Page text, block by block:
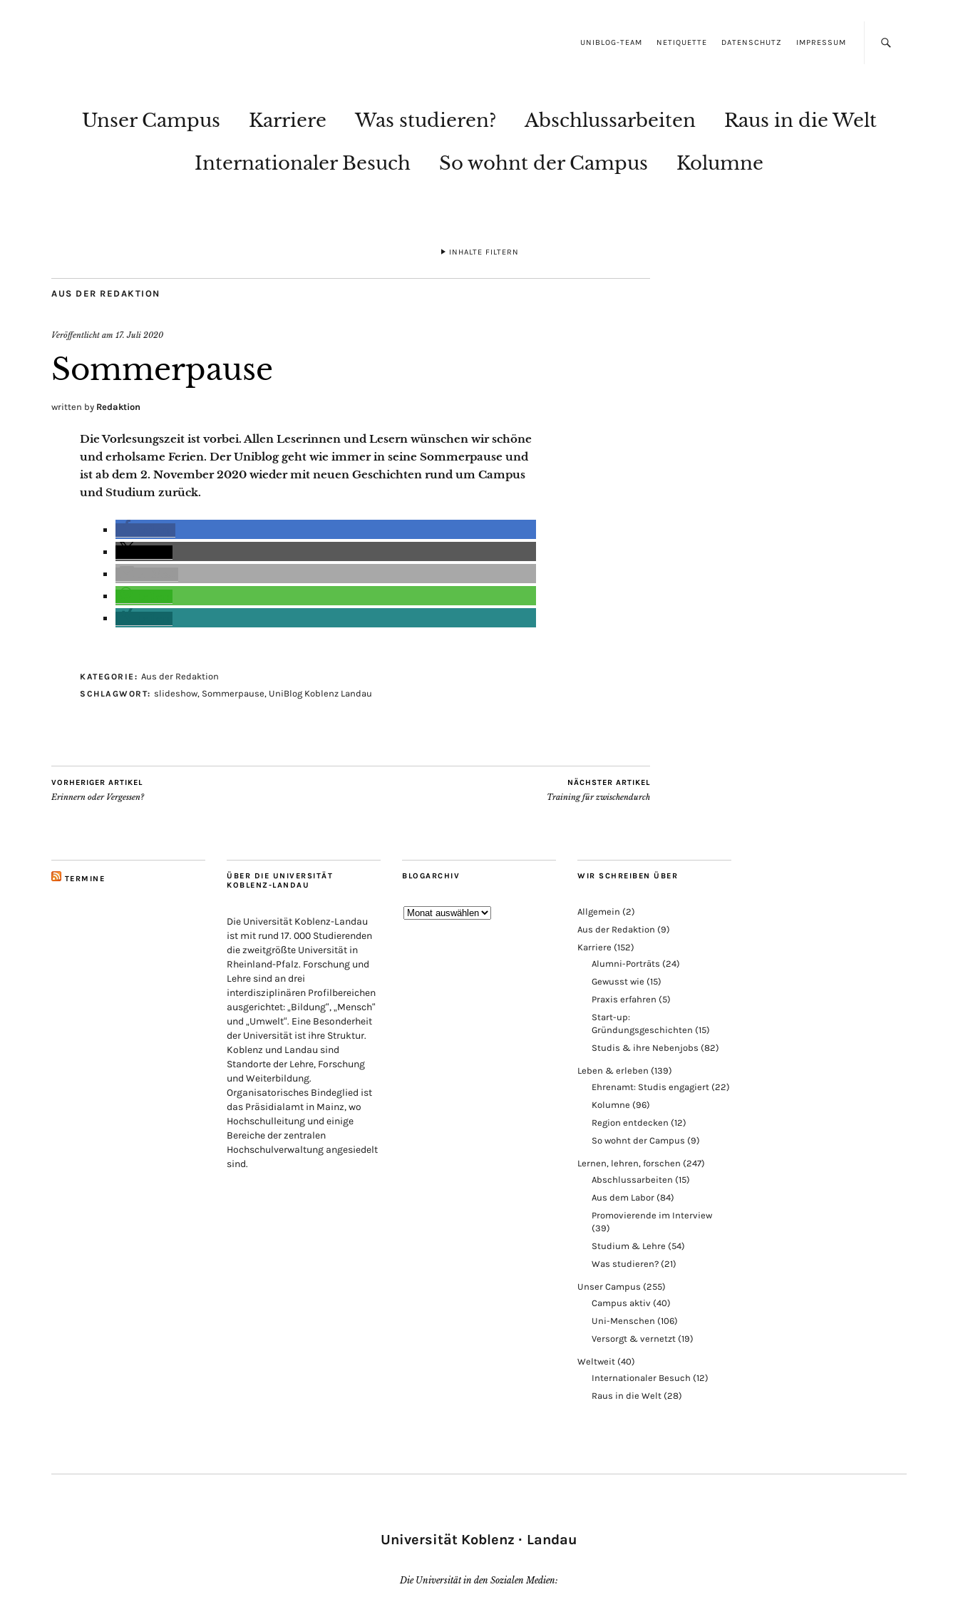
UNIBLOG-TEAM NETIQUETTE DATENSCHUTZ IMPRESSUM
Unser Campus Karriere Was studieren? Abschlussarbeiten
Raus in die Welt
Internationaler Besuch
So wohnt der Campus Kolumne
INHALTE FILTERN
AUS DER REDAKTION
Veröffentlicht am 17. Juli 2020
Sommerpause
written by Redaktion
Die Vorlesungszeit ist vorbei. Allen Leserinnen und Lesern wünschen wir schöne
und erholsame Ferien. Der Uniblog geht wie immer in seine Sommerpause und
ist ab dem 2. November 2020 wieder mit neuen Geschichten rund um Campus
und Studium zurück.
KATEGORIE: Aus der Redaktion
SCHLAGWORT: slideshow, Sommerpause, UniBlog Koblenz Landau
VORHERIGER ARTIKEL
Erinnern oder Vergessen?
NÄCHSTER ARTIKEL
Training für zwischendurch
TERMINE
ÜBER DIE UNIVERSITÄT
KOBLENZ-LANDAU
Die Universität Koblenz-Landau
ist mit rund 17. 000 Studierenden
die zweitgrößte Universität in
Rheinland-Pfalz. Forschung und
Lehre sind an drei
interdisziplinären Profilbereichen
ausgerichtet: „Bildung“, „Mensch“
und „Umwelt“. Eine Besonderheit
der Universität ist ihre Struktur.
Koblenz und Landau sind
Standorte der Lehre, Forschung
und Weiterbildung.
Organisatorisches Bindeglied ist
das Präsidialamt in Mainz, wo
Hochschulleitung und einige
Bereiche der zentralen
Hochschulverwaltung angesiedelt
sind.
BLOGARCHIV
Blogarchiv
WIR SCHREIBEN ÜBER
Allgemein (2)
Aus der Redaktion (9)
Karriere (152)
Alumni-Porträts (24)
Gewusst wie (15)
Praxis erfahren (5)
Start-up:
Gründungsgeschichten (15)
Studis & ihre Nebenjobs (82)
Leben & erleben (139)
Ehrenamt: Studis engagiert (22)
Kolumne (96)
Region entdecken (12)
So wohnt der Campus (9)
Lernen, lehren, forschen (247)
Abschlussarbeiten (15)
Aus dem Labor (84)
Promovierende im Interview
(39)
Studium & Lehre (54)
Was studieren? (21)
Unser Campus (255)
Campus aktiv (40)
Uni-Menschen (106)
Versorgt & vernetzt (19)
Weltweit (40)
Internationaler Besuch (12)
Raus in die Welt (28)
Universität Koblenz · Landau
Die Universität in den Sozialen Medien: